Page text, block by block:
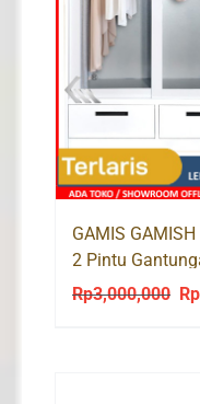
GAMIS
2 Pintu
Rp3,000,000 Rp